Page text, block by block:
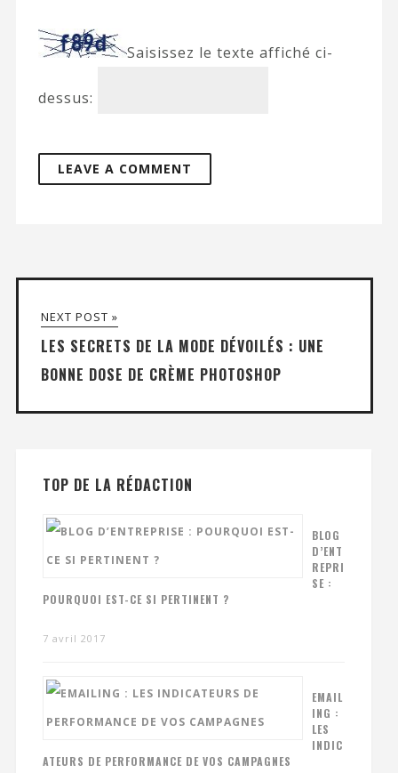
Saisissez le texte affiché ci-
dessus:
NEXT POST »
LES SECRETS DE LA MODE DÉVOILÉS : UNE
BONNE DOSE DE CRÈME PHOTOSHOP
TOP DE LA RÉDACTION
BLOG
D’ENT
REPRI
SE :
POURQUOI EST-CE SI PERTINENT ?
7 avril 2017
EMAIL
ING :
LES
INDIC
ATEURS DE PERFORMANCE DE VOS CAMPAGNES